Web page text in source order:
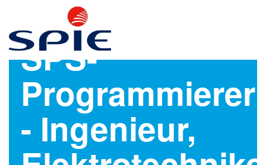
SPS-
Programmierer
- Ingenieur,